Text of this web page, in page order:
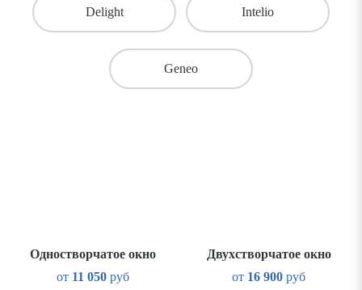
Delight Intelio
Geneo
Одностворчатое окно
от 11 050 руб
Двухстворчатое окно
от 16 900 руб